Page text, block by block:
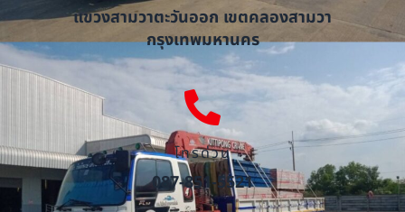
แขวงสามวาตะวันออก เขตคลองสามวา
กรุงเทพมหานคร
โทรด่วน
087-851-5521